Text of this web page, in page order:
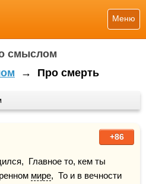
Меню
смыслом
→ Про смерть
+86
Главное то, кем ты
мире,  То и в вечности